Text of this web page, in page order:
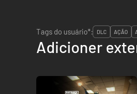
Tags do usuário*:
DLC AÇÃO
Adicioner